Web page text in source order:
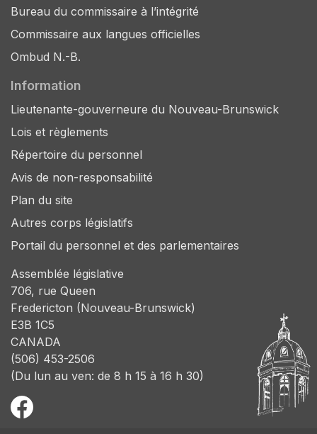
Bureau du commissaire à l’intégrité
Commissaire aux langues officielles
Ombud N.-B.
Information
Lieutenante-gouverneure du Nouveau-Brunswick
Lois et règlements
Répertoire du personnel
Avis de non-responsabilité
Plan du site
Autres corps législatifs
Portail du personnel et des parlementaires
Assemblée législative
706, rue Queen
Fredericton (Nouveau-Brunswick)
E3B 1C5
CANADA
(506) 453-2506
(Du lun au ven: de 8 h 15 à 16 h 30)